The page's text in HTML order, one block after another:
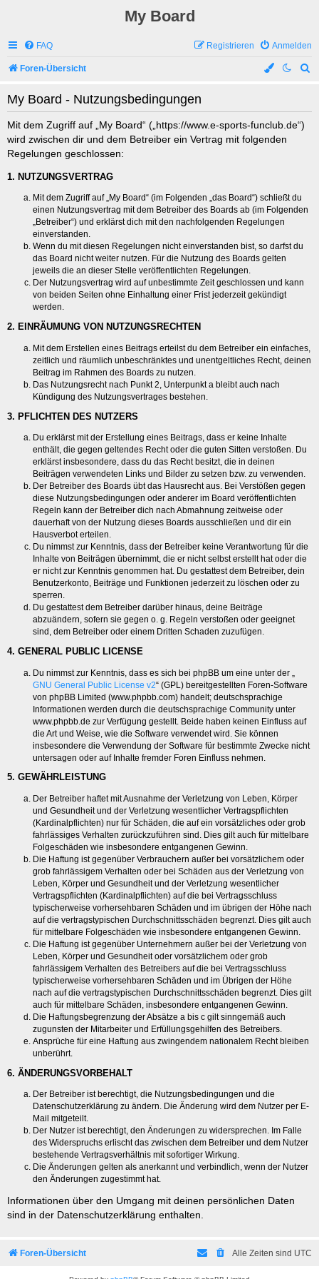
My Board
FAQ Anmelden
Registrieren
Foren-Übersicht
My Board - Nutzungsbedingungen
Mit dem Zugriff auf „My Board“ („https://www.e-sports-funclub.de“)
wird zwischen dir und dem Betreiber ein Vertrag mit folgenden
Regelungen geschlossen:
1. NUTZUNGSVERTRAG
Mit dem Zugriff auf „My Board“ (im Folgenden „das Board“) schließt du
einen Nutzungsvertrag mit dem Betreiber des Boards ab (im Folgenden
„Betreiber“) und erklärst dich mit den nachfolgenden Regelungen
einverstanden.
Wenn du mit diesen Regelungen nicht einverstanden bist, so darfst du
das Board nicht weiter nutzen. Für die Nutzung des Boards gelten
jeweils die an dieser Stelle veröffentlichten Regelungen.
Der Nutzungsvertrag wird auf unbestimmte Zeit geschlossen und kann
von beiden Seiten ohne Einhaltung einer Frist jederzeit gekündigt
werden.
2. EINRÄUMUNG VON NUTZUNGSRECHTEN
Mit dem Erstellen eines Beitrags erteilst du dem Betreiber ein einfaches,
zeitlich und räumlich unbeschränktes und unentgeltliches Recht, deinen
Beitrag im Rahmen des Boards zu nutzen.
Das Nutzungsrecht nach Punkt 2, Unterpunkt a bleibt auch nach
Kündigung des Nutzungsvertrages bestehen.
3. PFLICHTEN DES NUTZERS
Du erklärst mit der Erstellung eines Beitrags, dass er keine Inhalte
enthält, die gegen geltendes Recht oder die guten Sitten verstoßen. Du
erklärst insbesondere, dass du das Recht besitzt, die in deinen
Beiträgen verwendeten Links und Bilder zu setzen bzw. zu verwenden.
Der Betreiber des Boards übt das Hausrecht aus. Bei Verstößen gegen
diese Nutzungsbedingungen oder anderer im Board veröffentlichten
Regeln kann der Betreiber dich nach Abmahnung zeitweise oder
dauerhaft von der Nutzung dieses Boards ausschließen und dir ein
Hausverbot erteilen.
Du nimmst zur Kenntnis, dass der Betreiber keine Verantwortung für die
Inhalte von Beiträgen übernimmt, die er nicht selbst erstellt hat oder die
er nicht zur Kenntnis genommen hat. Du gestattest dem Betreiber, dein
Benutzerkonto, Beiträge und Funktionen jederzeit zu löschen oder zu
sperren.
Du gestattest dem Betreiber darüber hinaus, deine Beiträge
abzuändern, sofern sie gegen o. g. Regeln verstoßen oder geeignet
sind, dem Betreiber oder einem Dritten Schaden zuzufügen.
4. GENERAL PUBLIC LICENSE
Du nimmst zur Kenntnis, dass es sich bei phpBB um eine unter der „
GNU General Public License v2“ (GPL) bereitgestellten Foren-Software
von phpBB Limited (www.phpbb.com) handelt; deutschsprachige
Informationen werden durch die deutschsprachige Community unter
www.phpbb.de zur Verfügung gestellt. Beide haben keinen Einfluss auf
die Art und Weise, wie die Software verwendet wird. Sie können
insbesondere die Verwendung der Software für bestimmte Zwecke nicht
untersagen oder auf Inhalte fremder Foren Einfluss nehmen.
5. GEWÄHRLEISTUNG
Der Betreiber haftet mit Ausnahme der Verletzung von Leben, Körper
und Gesundheit und der Verletzung wesentlicher Vertragspflichten
(Kardinalpflichten) nur für Schäden, die auf ein vorsätzliches oder grob
fahrlässiges Verhalten zurückzuführen sind. Dies gilt auch für mittelbare
Folgeschäden wie insbesondere entgangenen Gewinn.
Die Haftung ist gegenüber Verbrauchern außer bei vorsätzlichem oder
grob fahrlässigem Verhalten oder bei Schäden aus der Verletzung von
Leben, Körper und Gesundheit und der Verletzung wesentlicher
Vertragspflichten (Kardinalpflichten) auf die bei Vertragsschluss
typischerweise vorhersehbaren Schäden und im übrigen der Höhe nach
auf die vertragstypischen Durchschnittsschäden begrenzt. Dies gilt auch
für mittelbare Folgeschäden wie insbesondere entgangenen Gewinn.
Die Haftung ist gegenüber Unternehmern außer bei der Verletzung von
Leben, Körper und Gesundheit oder vorsätzlichem oder grob
fahrlässigem Verhalten des Betreibers auf die bei Vertragsschluss
typischerweise vorhersehbaren Schäden und im Übrigen der Höhe
nach auf die vertragstypischen Durchschnittsschäden begrenzt. Dies gilt
auch für mittelbare Schäden, insbesondere entgangenen Gewinn.
Die Haftungsbegrenzung der Absätze a bis c gilt sinngemäß auch
zugunsten der Mitarbeiter und Erfüllungsgehilfen des Betreibers.
Ansprüche für eine Haftung aus zwingendem nationalem Recht bleiben
unberührt.
6. ÄNDERUNGSVORBEHALT
Der Betreiber ist berechtigt, die Nutzungsbedingungen und die
Datenschutzerklärung zu ändern. Die Änderung wird dem Nutzer per E-
Mail mitgeteilt.
Der Nutzer ist berechtigt, den Änderungen zu widersprechen. Im Falle
des Widerspruchs erlischt das zwischen dem Betreiber und dem Nutzer
bestehende Vertragsverhältnis mit sofortiger Wirkung.
Die Änderungen gelten als anerkannt und verbindlich, wenn der Nutzer
den Änderungen zugestimmt hat.
Informationen über den Umgang mit deinen persönlichen Daten
sind in der Datenschutzerklärung enthalten.
Foren-Übersicht Alle Zeiten sind UTC